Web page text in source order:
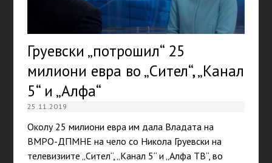
Груевски „потрошил“ 25
милиони евра во „Сител“, „Канал
5“ и „Алфа“
25.11.2019
Околу 25 милиони евра им дала Владата на
ВМРО-ДПМНЕ на чело со Никола Груевски на
телевизиите „Сител“, „Канал 5“ и „Алфа ТВ“, во